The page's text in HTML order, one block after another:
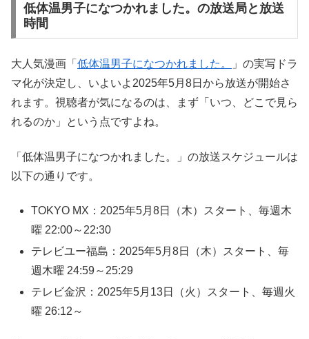
低体温男子になつかれました。の放送局と放送
時間
大人気漫画「 低体温男子になつかれました。
」の実写ドラ
マ化が決定し、いよいよ2025年5月8日から放送が開始さ
れます。視聴者が気になるのは、まず「いつ、どこで見ら
れるのか」という点ですよね。
「低体温男子になつかれました。」の放送スケジュールは
以下の通りです。
TOKYO MX：2025年5月8日（木）スタート、毎週木
曜 22:00～22:30
テレビユー福島：2025年5月8日（木）スタート、毎
週木曜 24:59～25:29
テレビ金沢：2025年5月13日（火）スタート、毎週火
曜 26:12～